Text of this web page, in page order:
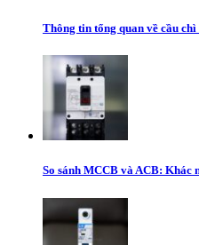
Thông tin tổng quan về cầu
So sánh MCCB và ACB: Khác